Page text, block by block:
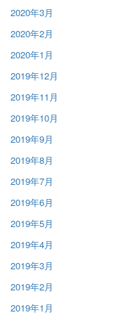
2020年3月
2020年2月
2020年1月
2019年12月
2019年11月
2019年10月
2019年9月
2019年8月
2019年7月
2019年6月
2019年5月
2019年4月
2019年3月
2019年2月
2019年1月